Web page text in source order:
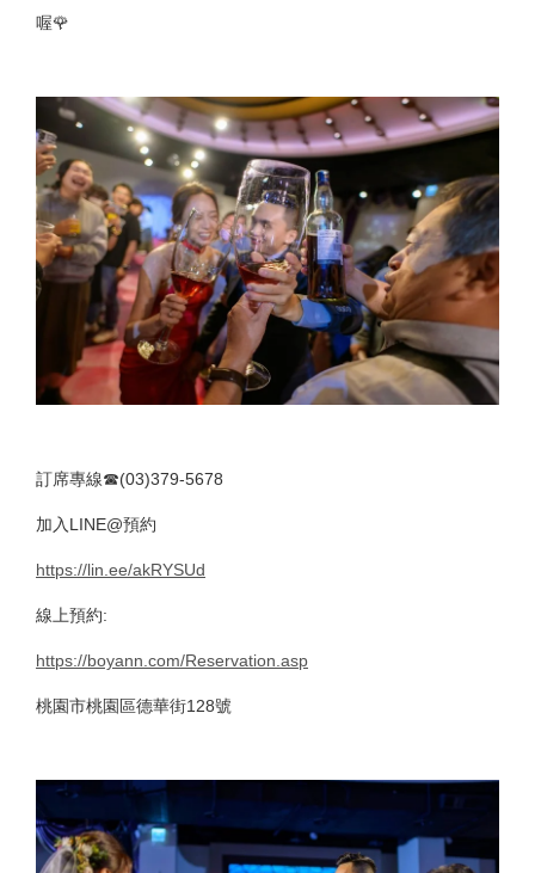
喔🌹
訂席專線☎(03)379-5678
加入LINE@預約
https://lin.ee/akRYSUd
線上預約:
https://boyann.com/Reservation.asp
桃園市桃園區德華街128號